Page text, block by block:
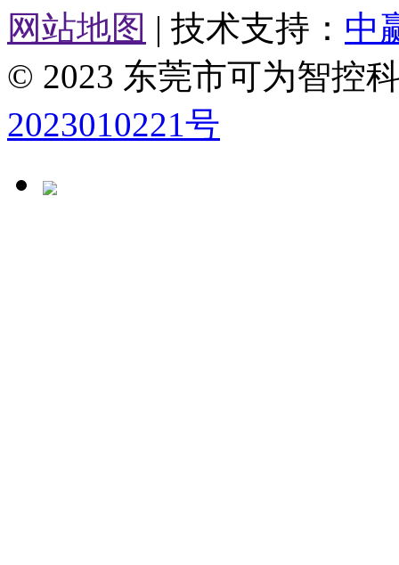
网站地图 | 技术支持： 中
© 2023 东莞市可为智控
2023010221号